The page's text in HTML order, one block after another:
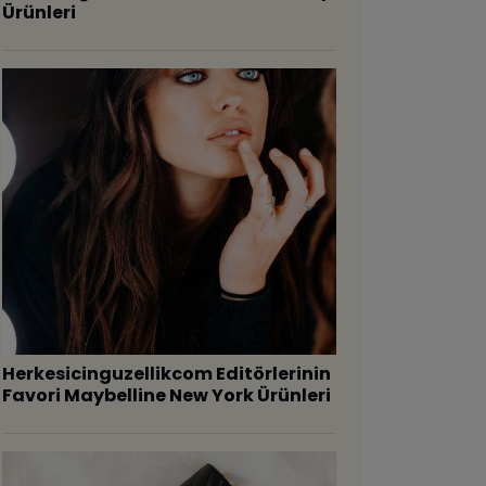
Ürünleri
Herkesicinguzellikcom Editörlerinin
Favori Maybelline New York Ürünleri